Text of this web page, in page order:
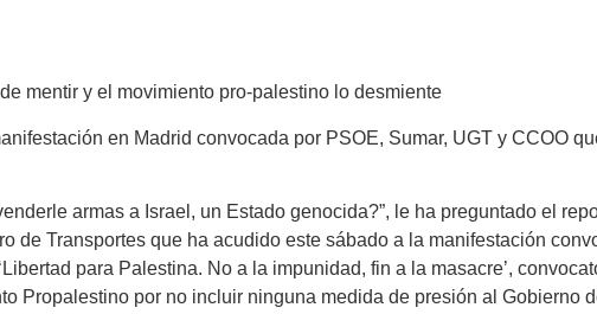
mentir y el movimiento pro-palestino lo desmiente
en Madrid convocada por PSOE, Sumar, UGT y CCOO
armas a Israel, un Estado genocida?”, le ha preguntado el
de Transportes que ha acudido este sábado a la manifestación
para Palestina. No a la impunidad, fin a la masacre’,
Propalestino por no incluir ninguna medida de presión al Gobierno